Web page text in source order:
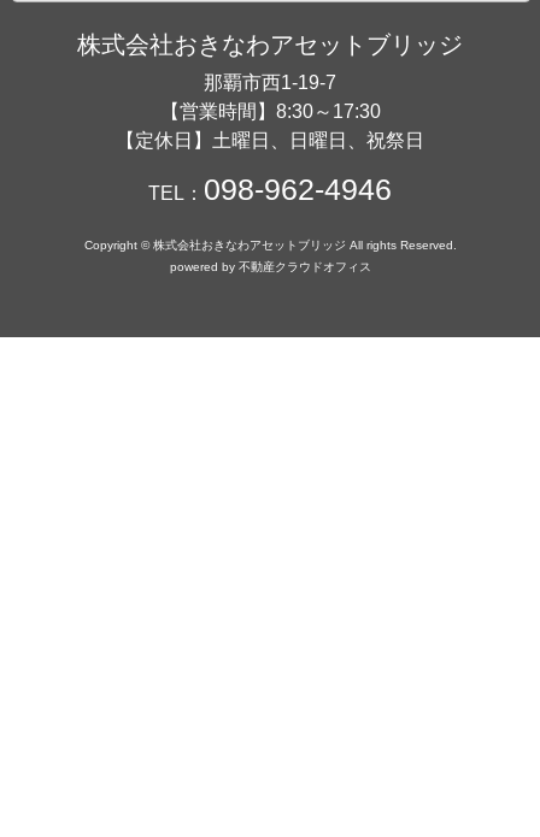
株式会社おきなわアセットブリッジ
那覇市西1-19-7
【営業時間】8:30～17:30
【定休日】土曜日、日曜日、祝祭日
TEL： 098-962-4946
Copyright © 株式会社おきなわアセットブリッジ All rights Reserved.
powered by 不動産クラウドオフィス